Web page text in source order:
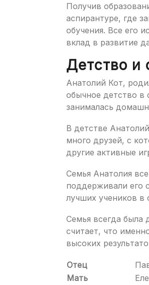
Получив
аспирантуре, где
обучения. Все его
вклад в развитие
Детство и
Анатолий Кот,
обычное детство в
занималась
В детстве
много друзей, с
другие активные
Семья Анатолия
поддерживали его
лучших учеников в
Семья всегда была
считает, что
высоких
Отец
Мать